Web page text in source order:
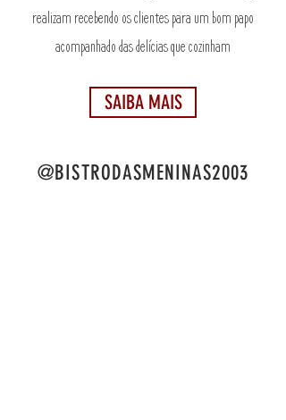
realizam recebendo os clientes para um bom papo
acompanhado das delícias que cozinham
SAIBA MAIS
@BISTRODASMENINAS2003